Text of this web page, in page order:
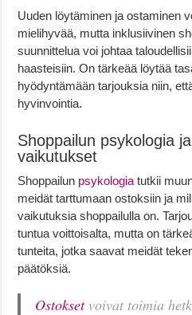
Uuden löytäminen ja ostaminen
mielihyvää, mutta inklusiivinen
suunnittelua voi johtaa
haasteisiin. On tärkeää löytää
hyödyntämään tarjouksia niin,
hyvinvointia.
Shoppailun psykologia
vaikutukset
Shoppailun psykologia tutkii
meidät tarttumaan ostoksiin ja
vaikutuksia shoppailulla on.
tuntua voittoisalta, mutta on
tunteita, jotka saavat meidät
päätöksiä.
Ostoksetvoivat toimia